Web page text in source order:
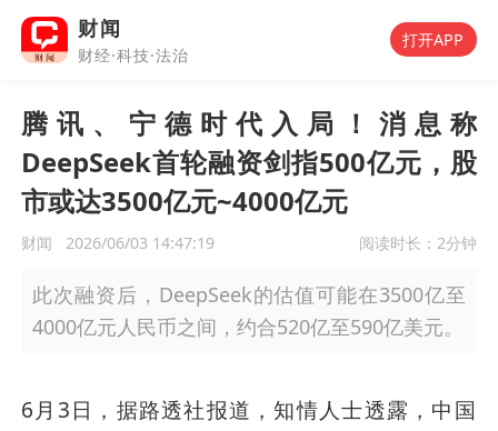
财闻
财经·科技·法治
打开APP
腾讯、宁德时代入局！消息称
DeepSeek首轮融资剑指500亿元，股
市或达3500亿元~4000亿元
财闻 2026/06/03 14:47:19 阅读时长： 2分钟
此次融资后，DeepSeek的估值可能在3500亿至
4000亿元人民币之间，约合520亿至590亿美元。
6月3日，据路透社报道，知情人士透露，中国